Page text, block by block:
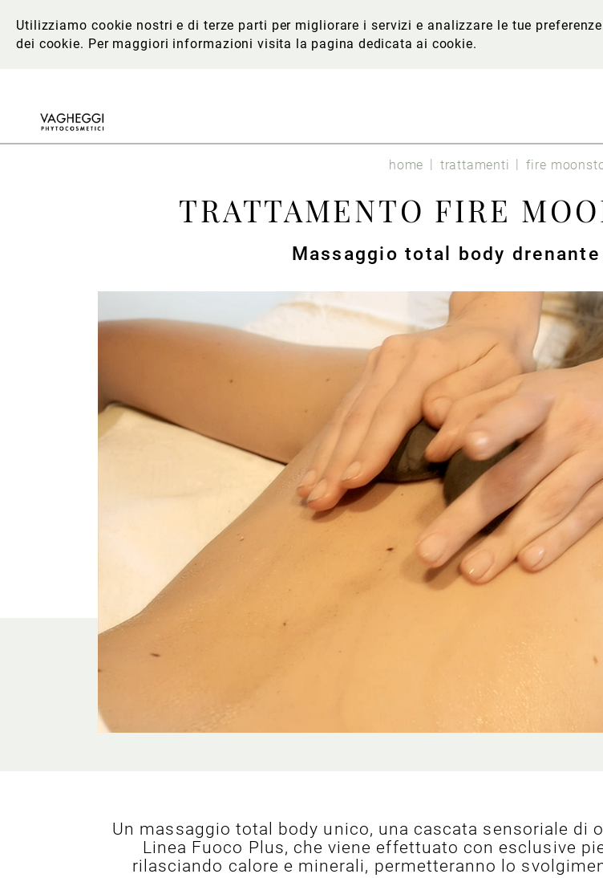
Utilizziamo cookie nostri e di terze parti per migliorare i servizi e analizzare le tue
dei cookie. Per maggiori informazionivisita la pagina dedicata ai cookie.
home trattamenti fire
TRATTAMENTO FIRE
Massaggio total body
Un massaggio total body unico, una cascata sensoriale
Linea Fuoco Plus, che viene effettuato con esclusive
rilasciando calore e minerali, permetteranno lo